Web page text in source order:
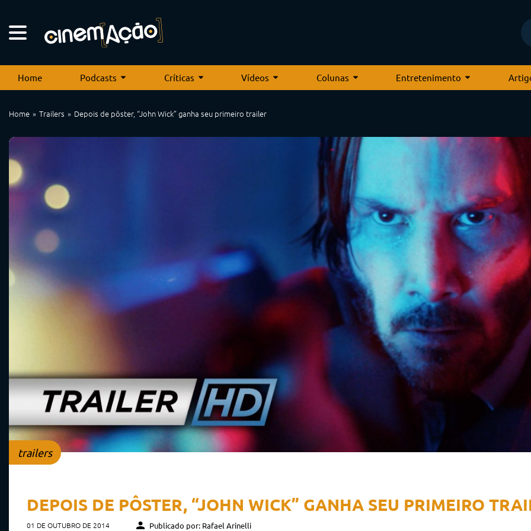
Home Podcasts Críticas Vídeos Colunas Entretenimento
Home Trailers Depois de pôster, “John Wick” ganha seu primeiro trailer
trailers
DEPOIS DE PÔSTER, “JOHN WICK” GANHA SEU PRIMEIRO
01 DE OUTUBRO DE 2014 Publicado por: Rafael Arinelli